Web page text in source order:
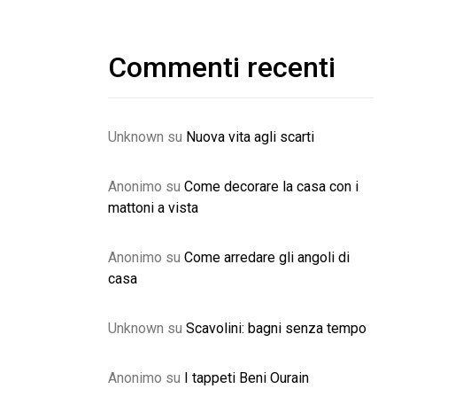
Commenti recenti
Unknown su Nuova vita agli scarti
Anonimo su Come decorare la casa con i
mattoni a vista
Anonimo su Come arredare gli angoli di
casa
Unknown su Scavolini: bagni senza tempo
Anonimo su I tappeti Beni Ourain